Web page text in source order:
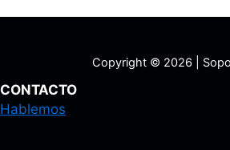
Copyright © 2026 |
CONTACTO
Hablemos